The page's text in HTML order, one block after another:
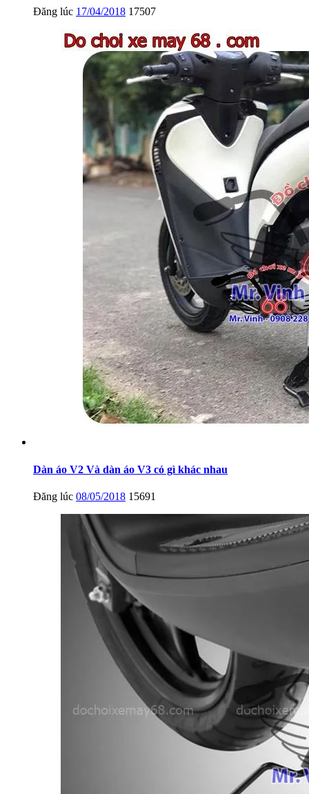
Đăng lúc 17/04/2018 17507
Dàn áo V2 Và dàn áo V3 có gì khác nhau
Đăng lúc 08/05/2018 15691